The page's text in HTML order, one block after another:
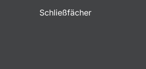
Schließfächer